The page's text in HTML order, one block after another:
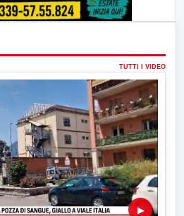
TUTTI I VIDEO
▶